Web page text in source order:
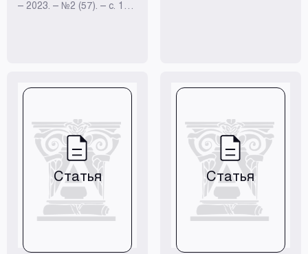
– 2023. – №2 (57). – с. 15-
Статья Статья